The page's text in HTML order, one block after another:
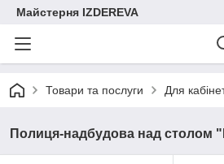
Майстерня IZDEREVA
Товари та послуги Для
Полиця-надбудова над столом